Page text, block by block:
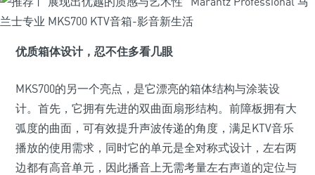
优质箱体设计，忍不住多看几眼
MKS700的另一个亮点，是它漂亮的箱体结构与涂装设
计。首先，它拥有先进的双曲面扇形结构。前障板拥有大
弧度的曲面，可有效提升声波传递的角度，满足KTV音乐
播放的使用需求，同时它的单元是全对称式设计，左右两
边都有高音单元，因此播音上无需考量左右声道的定位与